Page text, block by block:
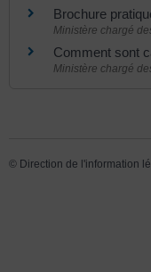
Brochure
Ministère chargé
Comment sont
Ministère chargé
© Direction de l'information